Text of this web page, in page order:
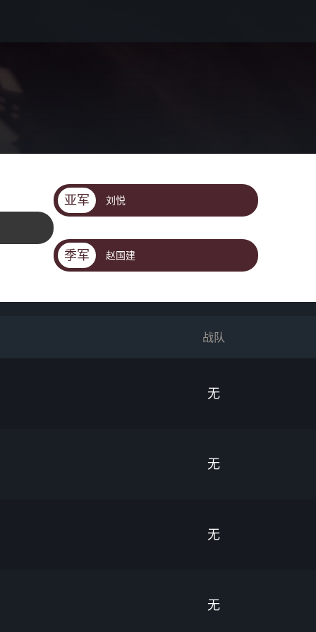
亚军 刘悦
季军 赵国建
战队
无
无
无
无